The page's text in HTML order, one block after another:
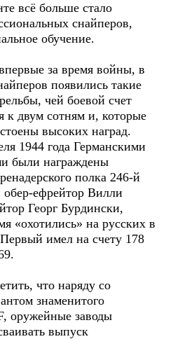
всё больше стало
снайперов,
обучение.
за время войны, в
появились такие
чей боевой счет
к двум сотням и, которые
высоких наград.
1944 года Германскими
были награждены
полка 246-й
обер-ефрейтор Вилли
Георг Бурдински,
«охотились» на русских в
имел на счету 178
что наряду со
знаменитого
оружейные заводы
выпуск